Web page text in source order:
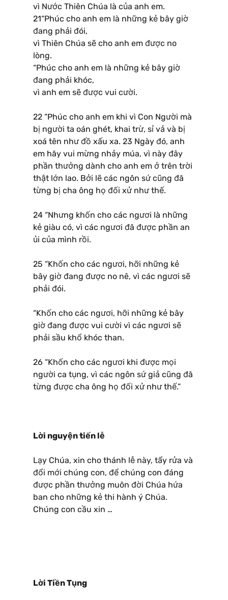
vì Nước Thiên Chúa là của anh em.
21“Phúc cho anh em là những kẻ bây giờ
đang phải đói,
vì Thiên Chúa sẽ cho anh em được no
lòng.
“Phúc cho anh em là những kẻ bây giờ
đang phải khóc,
vì anh em sẽ được vui cười.
22 “Phúc cho anh em khi vì Con Người mà
bị người ta oán ghét, khai trừ, sỉ vả và bị
xoá tên như đồ xấu xa. 23 Ngày đó, anh
em hãy vui mừng nhảy múa, vì này đây
phần thưởng dành cho anh em ở trên trời
thật lớn lao. Bởi lẽ các ngôn sứ cũng đã
từng bị cha ông họ đối xử như thế.
24 “Nhưng khốn cho các ngươi là những
kẻ giàu có, vì các ngươi đã được phần an
ủi của mình rồi.
25 “Khốn cho các ngươi, hỡi những kẻ
bây giờ đang được no nê, vì các ngươi sẽ
phải đói.
“Khốn cho các ngươi, hỡi những kẻ bây
giờ đang được vui cười vì các ngươi sẽ
phải sầu khổ khóc than.
26 “Khốn cho các ngươi khi được mọi
người ca tụng, vì các ngôn sứ giả cũng đã
từng được cha ông họ đối xử như thế.”
Lời nguyện tiến lễ
Lạy Chúa, xin cho thánh lễ này, tẩy rửa và
đổi mới chúng con, để chúng con đáng
được phần thưởng muôn đời Chúa hứa
ban cho những kẻ thi hành ý Chúa.
Chúng con cầu xin …
Lời Tiền Tụng